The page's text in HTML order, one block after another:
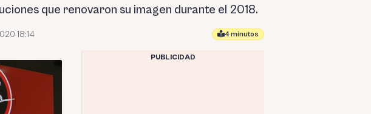
que renovaron su imagen durante el 2018.
18:14 4 minutos
PUBLICIDAD